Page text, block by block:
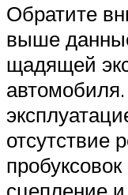
Обратите
выше
щадящей
отсутствие